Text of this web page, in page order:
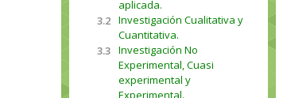
aplicada.
3.2 Investigación Cualitativa y
Cuantitativa.
3.3 Investigación No
Experimental, Cuasi
experimental y
Experimental.